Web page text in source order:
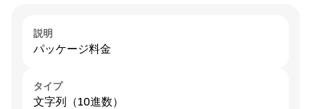
説明
パッケージ料金
タイプ
文字列（10進数）